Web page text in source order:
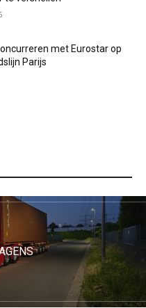
met Eurostar op
Parijs